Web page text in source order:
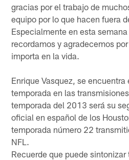
gracias por el trabajo de
equipo por lo que hacen fuera
Especialmente en esta
recordamos y agradecemos
importa en la vida.
Enrique Vasquez, se
temporada en las
temporada del 2013 será su
oficial en español de los
temporada número 22
NFL.
Recuerde que puede